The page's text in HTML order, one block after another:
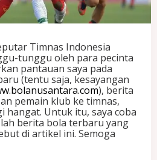
Timnas Indonesia
tunggu oleh para pecinta
pantauan saya pada
(tentu saja, kesayangan
), berita
pemain klub ke timnas,
hangat. Untuk itu, saya coba
berita bola terbaru yang
di artikel ini. Semoga